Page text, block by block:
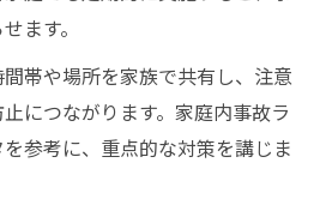
ます。
帯や場所を家族で共有し、注意
につながります。家庭内事故ラ
参考に、重点的な対策を講じま